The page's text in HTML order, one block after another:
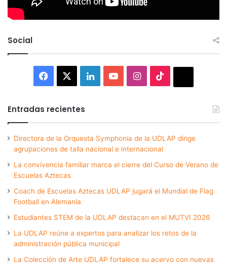
Social
Facebook LinkedInYouTubeInstagram
Entradas recientes
Directora de la Orquesta Symphonia de la UDLAP dirige
agrupaciones de talla nacional e internacional
La convivencia familiar marca el cierre del Curso de Verano de
Escuelas Aztecas
Coach de Escuelas Aztecas UDLAP jugará el Mundial de Flag
Football en Alemania
Estudiantes STEM de la UDLAP destacan en el MUTVI 2026
La UDLAP reúne a expertos para analizar los retos de la
administración pública municipal
La Colección de Arte UDLAP fortalece su acervo con nuevas